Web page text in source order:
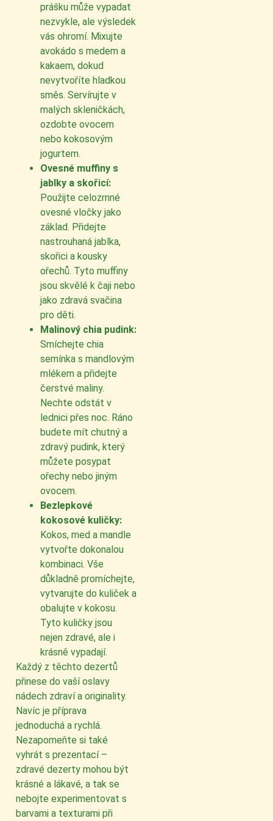
prášku může vypadat
nezvykle, ale výsledek
vás ohromí. Mixujte
avokádo s medem a
kakaem, dokud
nevytvoříte hladkou
směs. Servírujte v
malých skleničkách,
ozdobte ovocem
nebo kokosovým
jogurtem.
Ovesné muffiny s
jablky a skořicí:
Použijte celozrnné
ovesné vločky jako
základ. Přidejte
nastrouhaná jablka,
skořici a kousky
ořechů. Tyto muffiny
jsou skvělé k čaji nebo
jako zdravá svačina
pro děti.
Malinový chia pudink:
Smíchejte chia
semínka s mandlovým
mlékem a přidejte
čerstvé maliny.
Nechte odstát v
lednici přes noc. Ráno
budete mít chutný a
zdravý pudink, který
můžete posypat
ořechy nebo jiným
ovocem.
Bezlepkové
kokosové kuličky:
Kokos, med a mandle
vytvořte dokonalou
kombinaci. Vše
důkladně promíchejte,
vytvarujte do kuliček a
obalujte v kokosu.
Tyto kuličky jsou
nejen zdravé, ale i
krásně vypadají.
Každý z těchto dezertů
přinese do vaší oslavy
nádech zdraví a originality.
Navíc je příprava
jednoduchá a rychlá.
Nezapomeňte si také
vyhrát s prezentací –
zdravé dezerty mohou být
krásné a lákavé, a tak se
nebojte experimentovat s
barvami a texturami při